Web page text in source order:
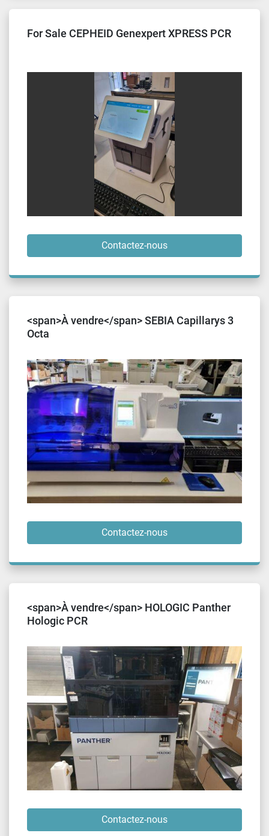
For Sale CEPHEID Genexpert XPRESS PCR
Contactez-nous
<span>À vendre</span> SEBIA Capillarys 3
Octa
Contactez-nous
<span>À vendre</span> HOLOGIC Panther
Hologic PCR
Contactez-nous